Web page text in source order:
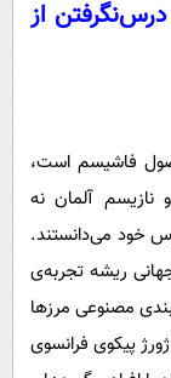
از
فاشیسم است،
نازیسم آلمان نه
خود می‌دانستند.
ریشه تجربه‌ی
مصنوعی مرزها
پیکوی فرانسوی